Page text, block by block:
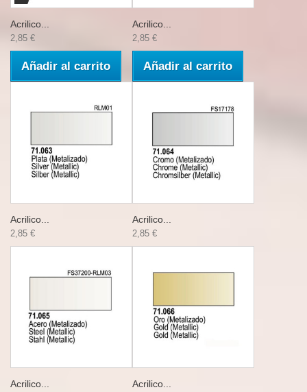
Acrilico...
2,85 €
Añadir al carrito
Acrilico...
2,85 €
Añadir al carrito
Acrilico...
2,85 €
Acrilico...
2,85 €
Acrilico... Acrilico...